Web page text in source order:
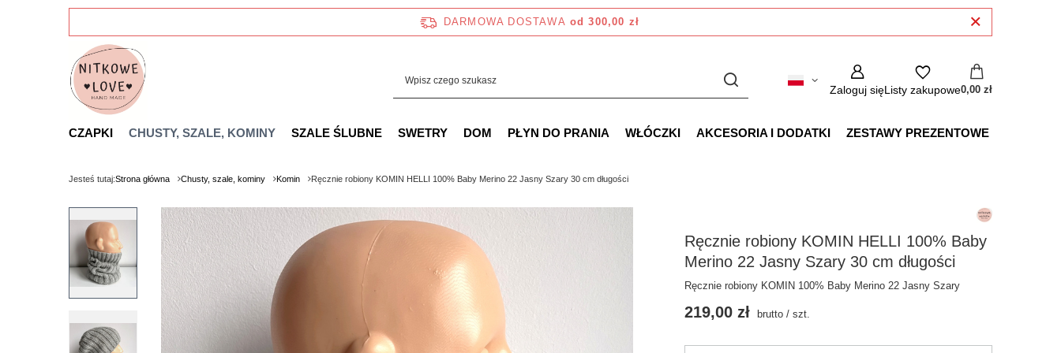
DARMOWA DOSTAWA od 300,00 zł
Zaloguj sięListy zakupowe0,00 zł
CZAPKI CHUSTY, SZALE, KOMINY SZALE ŚLUBNE SWETRY DOM PŁYN DO PRANIA WŁÓCZKI AKCESORIA I DODATKI ZESTAWY PREZENTOWE
Jesteś tutaj:Strona główna Chusty, szale, kominy Komin Ręcznie robiony KOMIN HELLI 100% Baby Merino 22 Jasny Szary 30 cm długości
Ręcznie robiony KOMIN HELLI 100% Baby
Merino 22 Jasny Szary 30 cm długości
Ręcznie robiony KOMIN 100% Baby Merino 22 Jasny Szary
219,00 zł brutto /szt.